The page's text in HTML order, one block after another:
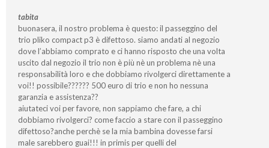
tabita
buonasera, il nostro problema è questo: il passeggino del
trio pliko compact p3 è difettoso. siamo andati al negozio
dove l’abbiamo comprato e ci hanno risposto che una volta
uscito dal negozio il trio non è più nè un problema nè una
responsabilità loro e che dobbiamo rivolgerci direttamente a
voi!! possibile?????? 500 euro di trio e non ho nessuna
garanzia e assistenza??
aiutateci voi per favore, non sappiamo che fare, a chi
dobbiamo rivolgerci? come faccio a stare con il passeggino
difettoso?anche perchè se la mia bambina dovesse farsi
male sarebbero guai!!! in primis per quelli del